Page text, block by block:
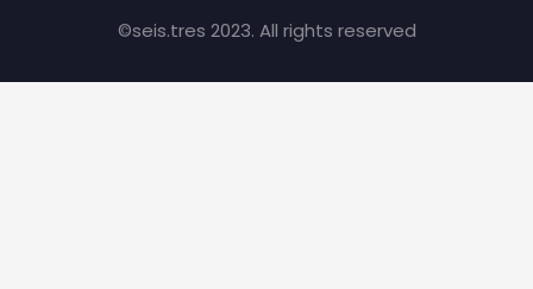
©seis.tres 2023. All rights reserved